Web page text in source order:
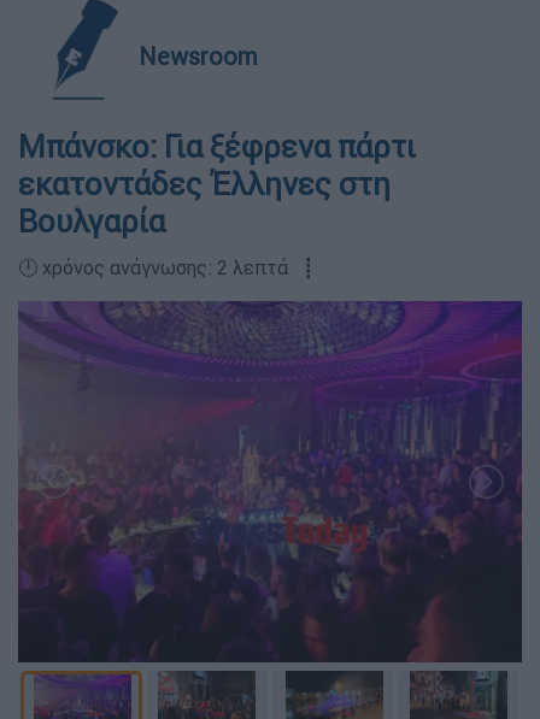
Newsroom
Μπάνσκο: Για ξέφρενα πάρτι
εκατοντάδες Έλληνες στη
Βουλγαρία
🕛 χρόνος ανάγνωσης: 2 λεπτά ┋